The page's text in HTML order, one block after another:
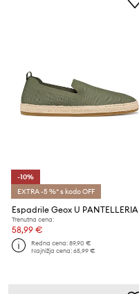
-10%
EXTRA -5 %* s kodo OFF
Espadrile Geox U PANTELLERIA
Trenutna cena:
58,99 €
Redna cena:89,90 €
Najnižja cena:65,99 €